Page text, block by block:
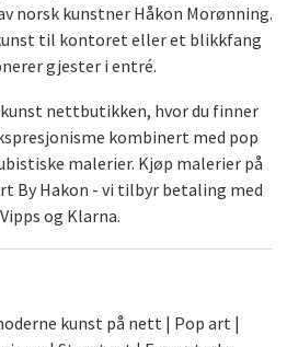
norsk kunstner Håkon Morønning.
til kontoret eller et blikkfang
gjester i entré.
nettbutikken, hvor du finner
kombinert med pop
malerier. Kjøp malerier på
By Hakon - vi tilbyr betaling med
og Klarna.
kunst på nett | Pop art |